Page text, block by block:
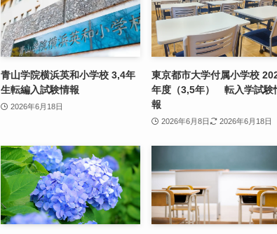
青山学院横浜英和小学校 3,4年
生転編入試験情報
2026年6月18日
東京都市大学付属小学校
年度（3,5年） 転入学試験
報
2026年6月8日 2026年6月18日